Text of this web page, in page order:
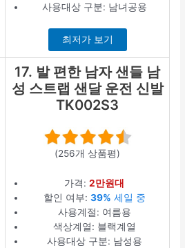
사용대상 구분: 남녀공용
최저가 보기
17. 발 편한 남자 샌들 남
성 스트랩 샌달 운전 신발
TK002S3
(256개 상품평)
가격:2만원대
할인 여부: 39% 세일 중
사용계절: 여름용
색상계열: 블랙계열
사용대상 구분: 남성용